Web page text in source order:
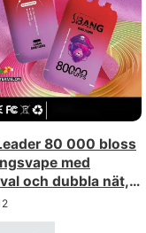
80 000 bloss
med
och dubbla nät, i